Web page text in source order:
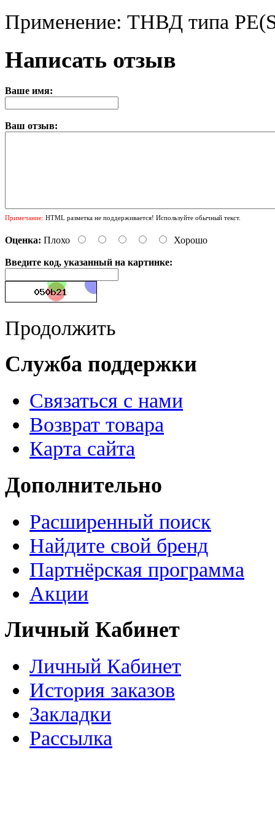
Применение: ТНВД типа
Написать отзыв
Ваше имя:
Ваш отзыв:
Примечание: HTML разметка не поддерживается! Используйте обычный текст.
Оценка: Плохо Хорошо
Введите код, указанный на картинке:
Продолжить
Служба поддержки
Связаться с нами
Возврат товара
Карта сайта
Дополнительно
Расширенный поиск
Найдите свой бренд
Партнёрская программа
Акции
Личный Кабинет
Личный Кабинет
История заказов
Закладки
Рассылка